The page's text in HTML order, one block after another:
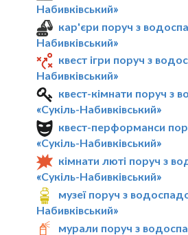
Набивківський»
кар'єри поруч з
Набивківський»
квест ігри поруч з
Набивківський»
квест-кімнати поруч з
«Сукіль-Набивківський»
квест-перформанси
«Сукіль-Набивківський»
кімнати люті поруч з
«Сукіль-Набивківський»
музеї поруч з
Набивківський»
мурали поруч з